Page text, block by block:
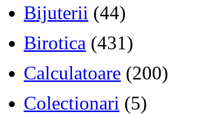
Bijuterii (44)
Birotica (431)
Calculatoare (200)
Colectionari (5)